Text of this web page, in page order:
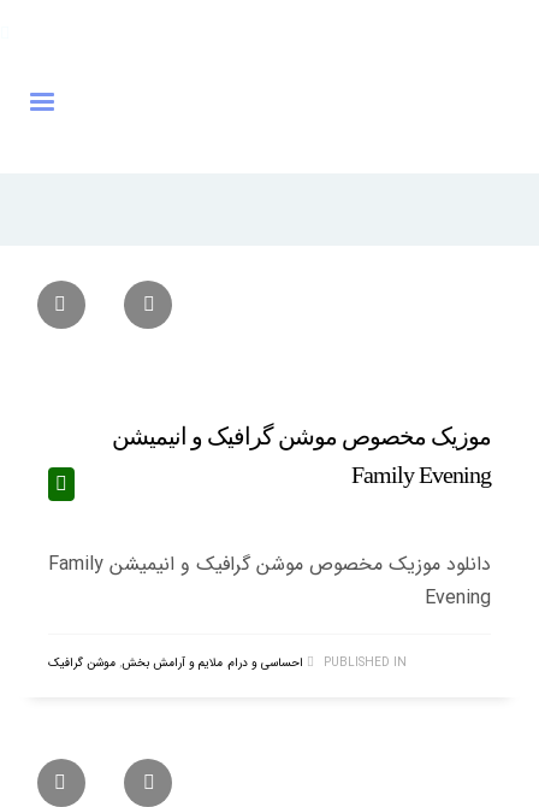
موزیک مخصوص موشن گرافیک و انیمیشن
Family Evening
دانلود موزیک مخصوص موشن گرافیک و انیمیشن Family
Evening
PUBLISHED IN احساسی و درام, ملایم و آرامش بخش, موشن گرافیک